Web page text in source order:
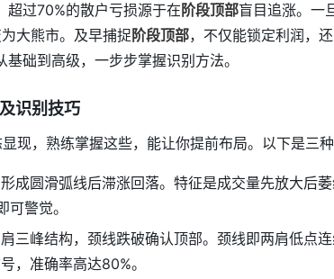
超过70%的散户亏损源于在 阶段顶部盲目追涨。一
大熊市。及早捕捉 阶段顶部，不仅能锁定利润，
础到高级，一步步掌握识别方法。
识别技巧
现，熟练掌握这些，能让你提前布局。以下是三种
成圆滑弧线后滞涨回落。特征是成交量先放大后
警觉。
三峰结构，颈线跌破确认顶部。颈线即两肩低点
，准确率高达80%。